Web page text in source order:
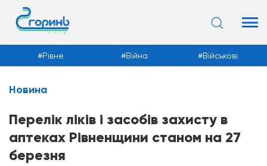
Новини
Рівне Війна Військові
Новина
Перелік ліків і засобів захисту в
аптеках Рівненщини станом на 27
березня